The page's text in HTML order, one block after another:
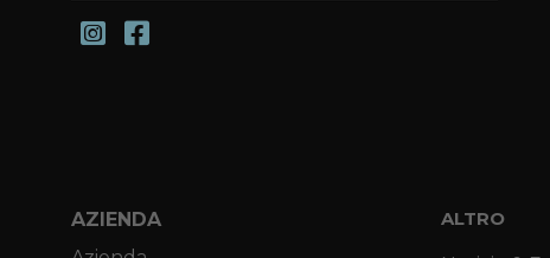
AZIENDA
ALTRO